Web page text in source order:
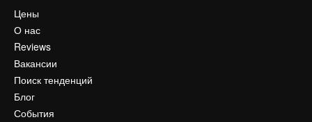
Цены
О нас
Reviews
Вакансии
Поиск тенденций
Блог
События